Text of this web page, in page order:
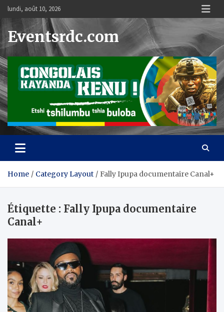
Skip
content
lundi, août 10, 2026
Eventsrdc.com
Home Category Layout Fally Ipupa documentaire Canal+
Étiquette : Fally Ipupa documentaire
Canal+